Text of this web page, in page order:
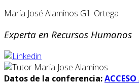
María José Alaminos Gil- Ortega
Experta en Recursos Humanos
Datos de la conferencia: